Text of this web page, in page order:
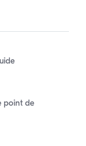
point de